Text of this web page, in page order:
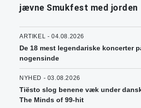
jævne Smukfest med jorden
ARTIKEL - 04.08.2026
De 18 mest legendariske koncerter
nogensinde
NYHED - 03.08.2026
Tiësto slog benene væk under
The Minds of 99-hit